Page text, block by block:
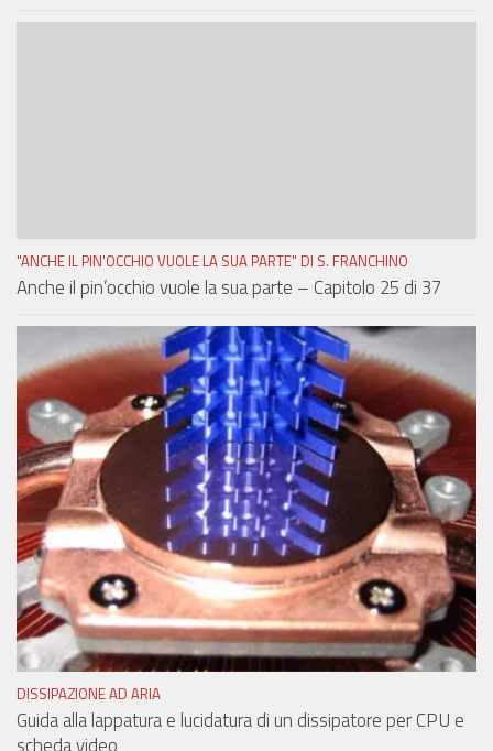
"ANCHE IL PIN'OCCHIO VUOLE LA SUA PARTE" DI S. FRANCHINO
Anche il pin’occhio vuole la sua parte – Capitolo 25 di 37
DISSIPAZIONE AD ARIA
Guida alla lappatura e lucidatura di un dissipatore per CPU e
scheda video